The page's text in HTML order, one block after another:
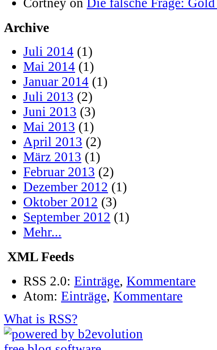
Archive
Juli 2014 (1)
Mai 2014 (1)
Januar 2014 (1)
Juli 2013 (2)
Juni 2013 (3)
Mai 2013 (1)
April 2013 (2)
März 2013 (1)
Februar 2013 (2)
Dezember 2012 (1)
Oktober 2012 (3)
September 2012 (1)
Mehr...
XML Feeds
RSS 2.0: Einträge, Kommentare
Atom: Einträge, Kommentare
What is RSS?